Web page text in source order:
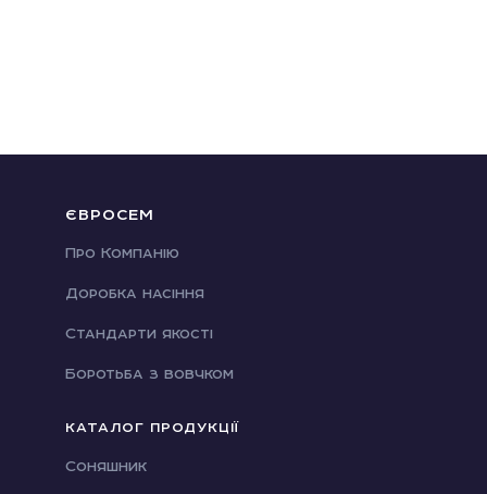
ЄВРОСЕМ
Про Компанію
Доробка насіння
Стандарти якості
Боротьба з вовчком
КАТАЛОГ ПРОДУКЦІЇ
Соняшник